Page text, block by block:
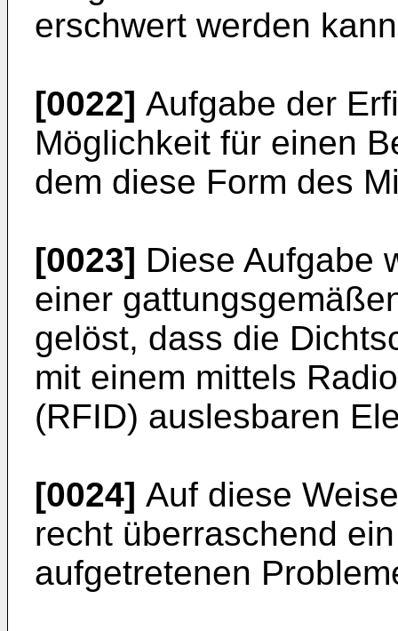
erschwert werden
[0022] Aufgabe der
Möglichkeit für einen
dem diese Form des
[0023] Diese Aufgabe
einer
gelöst, dass die
mit einem mittels
(RFID) auslesbaren
[0024] Auf diese
recht überraschend
aufgetretenen